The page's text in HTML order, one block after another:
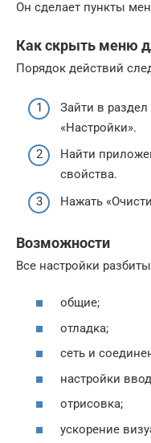
Он сделает пункты
Как скрыть меню
Порядок действий
Зайти в
«Настройки».
Найти
свойства.
Нажать
Возможности
Все настройки
общие;
отладка;
сеть и
настройки
отрисовка;
ускорение